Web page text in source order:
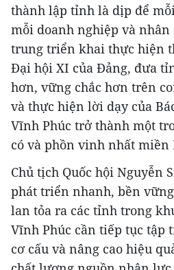
thành lập tỉnh là dịp để
mỗi doanh nghiệp và nhân
trung triển khai thực hiện
Đại hội XI của Đảng, đưa
hơn, vững chắc hơn trên
và thực hiện lời dạy của
Vĩnh Phúc trở thành một
có và phồn vinh nhất miền
Chủ tịch Quốc hội Nguyễn
phát triển nhanh, bền
lan tỏa ra các tỉnh trong
Vĩnh Phúc cần tiếp tục tập
cơ cấu và nâng cao hiệu